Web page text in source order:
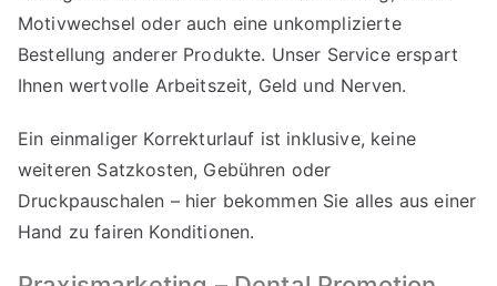
Motivwechsel oder auch eine unkomplizierte
Bestellung anderer Produkte. Unser Service erspart
Ihnen wertvolle Arbeitszeit, Geld und Nerven.
Ein einmaliger Korrekturlauf ist inklusive, keine
weiteren Satzkosten, Gebühren oder
Druckpauschalen – hier bekommen Sie alles aus einer
Hand zu fairen Konditionen.